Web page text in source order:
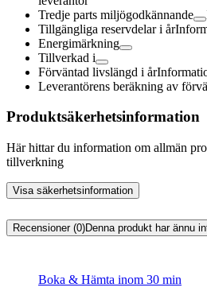
Tredje parts miljögodkännande
Tillgängliga reservdelar i år
Energimärkning
Tillverkad i
Förväntad livslängd i år
Leverantörens beräkning av
Produktsäkerhetsinformation
Här hittar du information om allmän
tillverkning
Visa säkerhetsinformation
Recensioner (0)Denna produkt har ännu
Boka & Hämta inom 30 min